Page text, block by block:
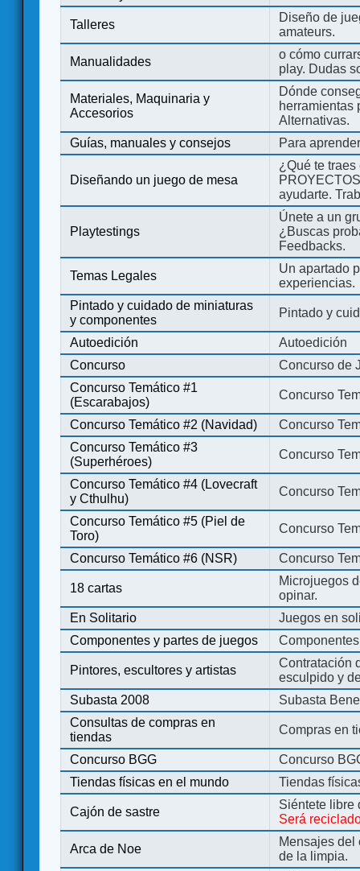
Talleres
Diseño de
amateurs.
Manualidades
o cómo
play. Dudas
Materiales, Maquinaria y
Accesorios
Dónde
herramientas
Alternativas.
Guías, manuales y consejos
Para
Diseñando un juego de mesa
¿Qué te
ayudarte.
Playtestings
Únete a un
¿Buscas
Feedbacks.
Temas Legales
Un apartado
experiencias.
Pintado y cuidado de miniaturas
y componentes
Pintado y
Autoedición
Autoedición
Concurso
Concurso de
Concurso Temático #1
(Escarabajos)
Concurso
Concurso Temático #2 (Navidad)
Concurso
Concurso Temático #3
(Superhéroes)
Concurso
Concurso Temático #4 (Lovecraft
y Cthulhu)
Concurso
Concurso Temático #5 (Piel de
Toro)
Concurso
Concurso Temático #6 (NSR) Concurso
18 cartas
Microjuegos
opinar.
En Solitario
Juegos en
Componentes y partes de juegos
Pintores, escultores y artistas
Contratación
esculpido y
Subasta 2008
Subasta
Consultas de compras en
tiendas
Compras en
Concurso BGG
Concurso
Tiendas físicas en el mundo
Tiendas
Cajón de sastre
Siéntete libre
Será
Arca de Noe
Mensajes del
de la limpia.